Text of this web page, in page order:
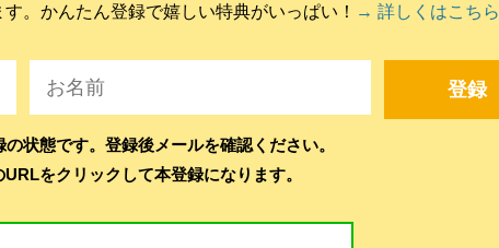
。かんたん登録で嬉しい特典がいっぱい！ → 詳しくはこちら
状態です。登録後メールを確認ください。
URLをクリックして本登録になります。